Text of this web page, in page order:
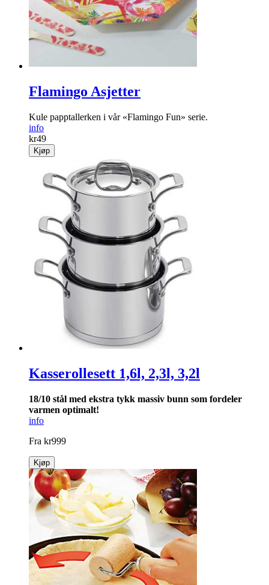
Flamingo Asjetter
Kule papptallerken i vår «Flamingo Fun» serie.
info
kr49
Kjøp
Kasserollesett 1,6l, 2,3l, 3,2l
18/10 stål med ekstra tykk massiv bunn som for­deler
varmen optimalt!
info
Fra kr999
Kjøp